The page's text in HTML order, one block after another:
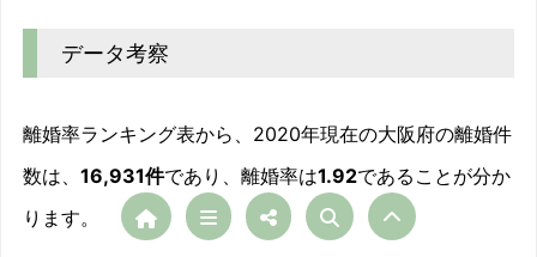
データ考察
離婚率ランキング表から、2020年現在の大阪府の離婚件
数は、 16,931件であり、離婚率は1.92であることが分か
ります。